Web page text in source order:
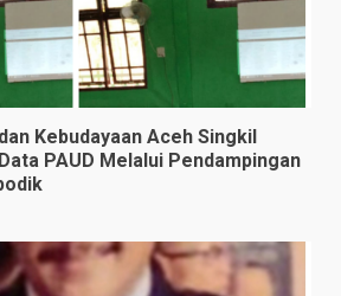
Kebudayaan Aceh Singkil
PAUD Melalui Pendampingan